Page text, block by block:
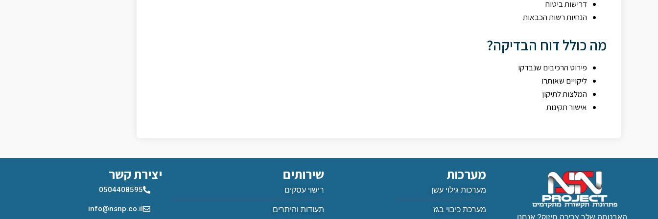
דרישות ביטוח
הנחיות רשות הכבאות
מה כולל דוח הבדיקה?
פירוט הרכיבים שנבדקו
ליקויים שאותרו
המלצות לתיקון
אישור תקינות
האבטחה שלך צריכה חיזוק? אנחנו
מערכות
מערכות גילוי עשן
מערכת כיבוי בגז
שירותים
רישוי עסקים
תעודות והיתרים
יצירת קשר
0504408595
info@nsnp.co.il